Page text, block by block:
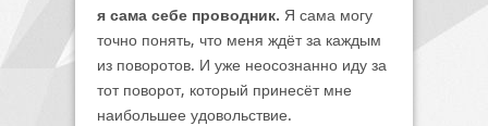
я сама себе проводник. Я сама могу
точно понять, что меня ждёт за каждым
из поворотов. И уже неосознанно иду за
тот поворот, который принесёт мне
наибольшее удовольствие.